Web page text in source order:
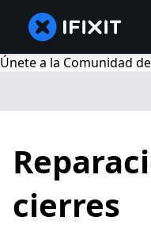
Únete a la Comunidad
cierres